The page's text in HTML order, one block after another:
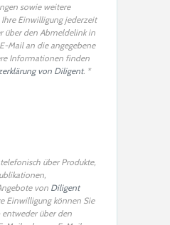
sowie weitere
Einwilligung jederzeit
über den Abmeldelink in
Mail an die angegebene
Informationen finden
von Diligent. *
über Produkte,
von Diligent
Einwilligung können Sie
über den